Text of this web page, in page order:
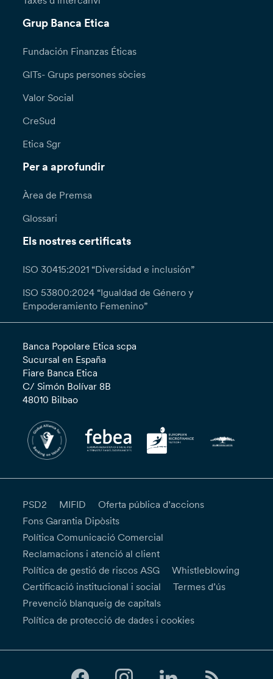
Grup Banca Etica
Fundación Finanzas Éticas
GITs- Grups persones sòcies
Valor Social
CreSud
Etica Sgr
Per a aprofundir
Àrea de Premsa
Glossari
Els nostres certificats
ISO 30415:2021 “Diversidad e inclusión”
ISO 53800:2024 “Igualdad de Género y
Empoderamiento Femenino”
Banca Popolare Etica scpa
Sucursal en España
Fiare Banca Etica
C/ Simón Bolívar 8B
48010 Bilbao
PSD2 MIFID
Oferta pública d’accions
Fons Garantia Dipòsits
Política Comunicació Comercial
Reclamacions i atenció al client
Política de gestió de riscos ASG
Whistleblowing
Certificació institucional i social
Termes d’ús
Prevenció blanqueig de capitals
Política de protecció de dades i cookies